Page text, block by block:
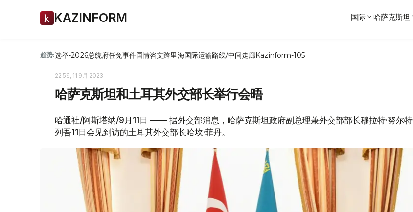
KAZINFORM 国际 哈萨克斯坦
趋势:选举-2026总统府任免事件国情咨文跨里海国际运输路线/中间走廊Kazinform-105
22:59, 11 9月 2023
哈萨克斯坦和土耳其外交部长举行会晤
哈通社/阿斯塔纳/9月11日 —— 据外交部消息，哈萨克斯坦政府副总理兼外交部部长穆拉特·努尔特
列吾11日会见到访的土耳其外交部长哈坎·菲丹。